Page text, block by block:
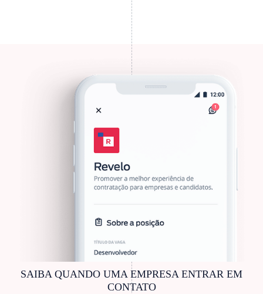
SAIBA QUANDO UMA EMPRESA ENTRAR EM
CONTATO